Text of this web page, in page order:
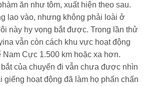
ăn như tôm, xuất hiện theo sau.
lao vào, nhưng không phải loài ở
này hy vọng bắt được. Trong lần thử
vẫn còn cách khu vực hoạt động
Nam Cực 1.500 km hoặc xa hơn.
của chuyến đi vẫn chưa được nhìn
giếng hoạt động đã làm họ phấn chấn